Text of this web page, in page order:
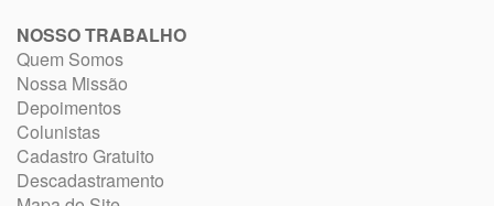
NOSSO TRABALHO
Quem Somos
Nossa Missão
Depoimentos
Colunistas
Cadastro Gratuito
Descadastramento